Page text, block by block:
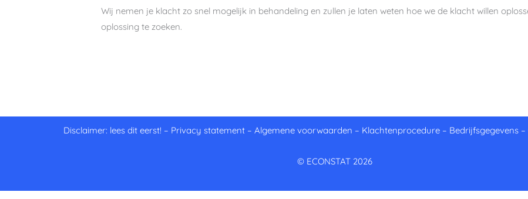
Wij nemen je klacht zo snel mogelijk in behandeling en zullen je laten weten hoe we de klacht willen
oplossing te zoeken.
Disclaimer: lees dit eerst! – Privacy statement – Algemene voorwaarden – Klachtenprocedure – Bedrijfsgegevens –
© ECONSTAT 2026